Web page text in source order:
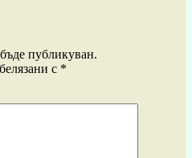
публикуван.
с *